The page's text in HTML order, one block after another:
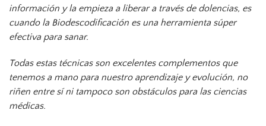
información y la empieza a liberar a través de dolencias, es
cuando la Biodescodificación es una herramienta súper
efectiva para sanar.
Todas estas técnicas son excelentes complementos que
tenemos a mano para nuestro aprendizaje y evolución, no
riñen entre sí ni tampoco son obstáculos para las ciencias
médicas.